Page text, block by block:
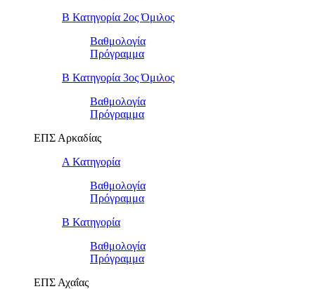
Β Κατηγορία 2ος Όμιλος
Βαθμολογία
Πρόγραμμα
Β Κατηγορία 3ος Όμιλος
Βαθμολογία
Πρόγραμμα
ΕΠΣ Αρκαδίας
Α Κατηγορία
Βαθμολογία
Πρόγραμμα
Β Κατηγορία
Βαθμολογία
Πρόγραμμα
ΕΠΣ Αχαΐας